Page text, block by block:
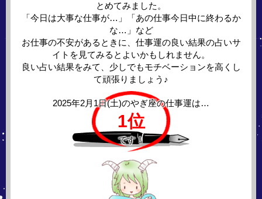
とめてみました。
「今日は大事な仕事が…」「あの仕事今日中に終わるか
な…」など
お仕事の不安があるときに、仕事運の良い結果の占いサ
イトを見てみるとよいかもしれません。
良い占い結果をみて、少しでもモチベーションを高くし
て頑張りましょう♪
2025年2月1日(土)のやぎ座の仕事運は…
1位
です！